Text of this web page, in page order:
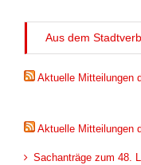
Aus dem
Aktuelle Mitteilungen
Aktuelle Mitteilungen
Sachanträge zum 48.